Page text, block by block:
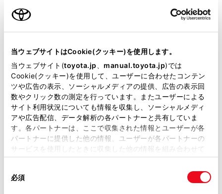
当ウェブサイトはCookie(クッキー)を使用します。
当ウェブサイト(toyota.jp manual.toyota.jp)では
Cookie(クッキー)を使用して、ユーザーに合わせたコンテン
ツや広告の表示、ソーシャルメディアの提供、広告の表示回
数やクリック数の測定を行っています。またユーザーによる
サイト利用状況についても情報を収集し、ソーシャルメディ
アや広告配信、データ解析の各パートナーと共有していま
す。各パートナーは、ここで収集された情報とユーザーが各
パートナーに提供した他の情報、ユーザーが各パートナーの
サービスを使用したときに収集した他の情報を組み合わせて
使用することがあります。当ウェブサイトの使用を続行する
必須
が可能です。
リコール等情報はこちら
チャットでお問い合わせ
（長期連休などの当社指定日を除く）